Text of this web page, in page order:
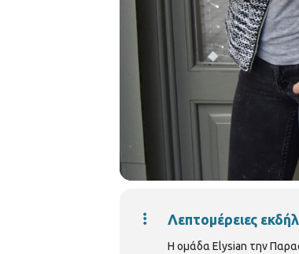
Λεπτομέρειες
Η ομάδα Elysian την